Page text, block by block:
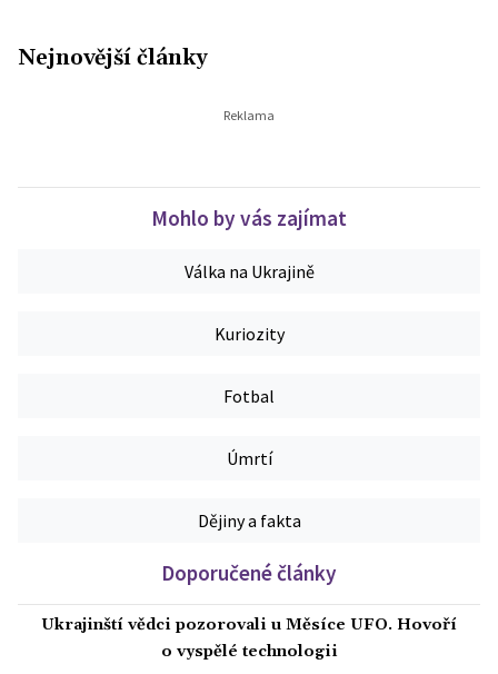
Nejnovější články
Mohlo by vás zajímat
Válka na Ukrajině
Kuriozity
Fotbal
Úmrtí
Dějiny a fakta
Doporučené články
Ukrajinští vědci pozorovali u Měsíce UFO. Hovoří
o vyspělé technologii